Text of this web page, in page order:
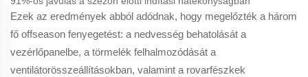
Ezek az eredmények abból adódnak, hogy megelőzték a három
fő offseason fenyegetést: a nedvesség behatolását a
vezérlőpanelbe, a törmelék felhalmozódását a
ventilátorösszeállításokban, valamint a rovarfészkek